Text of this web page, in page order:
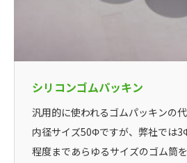
シリコンゴムパッキン
汎用的に使われるゴムパッキンの
内径サイズ50Φですが、弊社では
程度まであらゆるサイズのゴム筒